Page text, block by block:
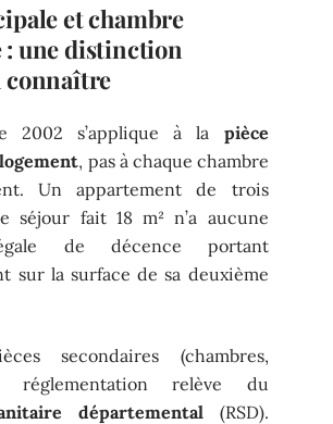
et chambre
: une distinction
2002 s’applique à la pièce
, pas à chaque chambre
Un appartement de trois
séjour fait 18 m² n’a aucune
de décence portant
sur la surface de sa deuxième
secondaires (chambres,
réglementation relève du
départemental(RSD).